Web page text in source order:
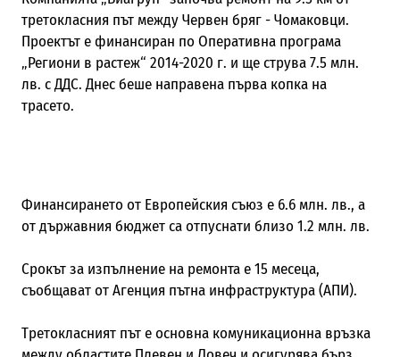
третокласния път между Червен бряг - Чомаковци.
Проектът е финансиран по Оперативна програма
„Региони в растеж“ 2014-2020 г. и ще струва 7.5 млн.
лв. с ДДС. Днес беше направена първа копка на
трасето.
Финансирането от Европейския съюз е 6.6 млн. лв., а
от държавния бюджет са отпуснати близо 1.2 млн. лв.
Срокът за изпълнение на ремонта е 15 месеца,
съобщават от Агенция пътна инфраструктура (АПИ).
Третокласният път е основна комуникационна връзка